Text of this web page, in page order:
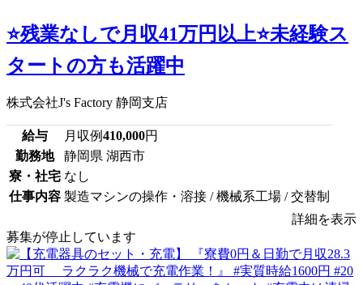
⭐残業なしで月収41万円以上⭐未経験ス
タートの方も活躍中
株式会社J's Factory 静岡支店
給与 月収例410,000円
勤務地
静岡県 湖西市
寮・社宅 なし
仕事内容 製造マシンの操作・溶接 / 機械系工場 / 交替制
詳細を表示
募集が停止しています